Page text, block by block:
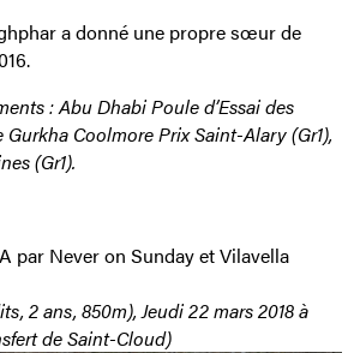
a donné une propre sœur de
: Abu Dhabi Poule d’Essai des
Gurkha Coolmore Prix Saint-Alary (Gr1),
(Gr1).
par Never on Sunday et Vilavella
2 ans, 850m), Jeudi 22 mars 2018 à
de Saint-Cloud)